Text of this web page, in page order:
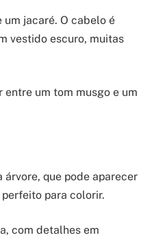
um jacaré. O cabelo é
vestido escuro, muitas
entre um tom musgo e um
árvore, que pode aparecer
perfeito para colorir.
com detalhes em